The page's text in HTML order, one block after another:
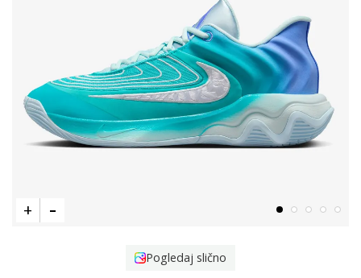
Pogledaj slično